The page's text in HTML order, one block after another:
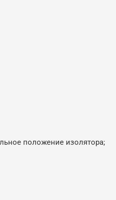
положение изолятора;